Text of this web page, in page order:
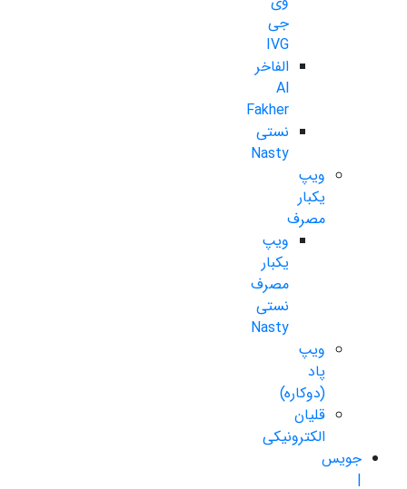
جی
IVG
الفاخر
Al
Fakher
نستی
Nasty
ویپ
یکبار
مصرف
ویپ
یکبار
مصرف
نستی
Nasty
ویپ
پاد
(دوکاره)
قلیان
الکترونیکی
جویس
|